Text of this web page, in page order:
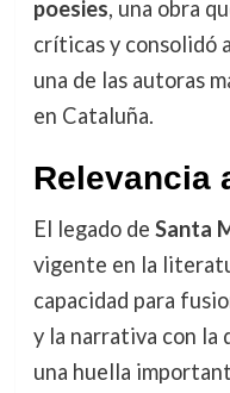
poesies, una obra
críticas y consolidó
una de las autoras
en Cataluña.
Relevancia
El legado de Santa
vigente en la
capacidad para
y la narrativa con la
una huella